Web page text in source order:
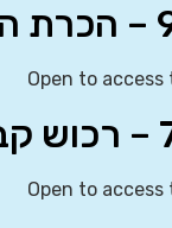
Open to
Open to